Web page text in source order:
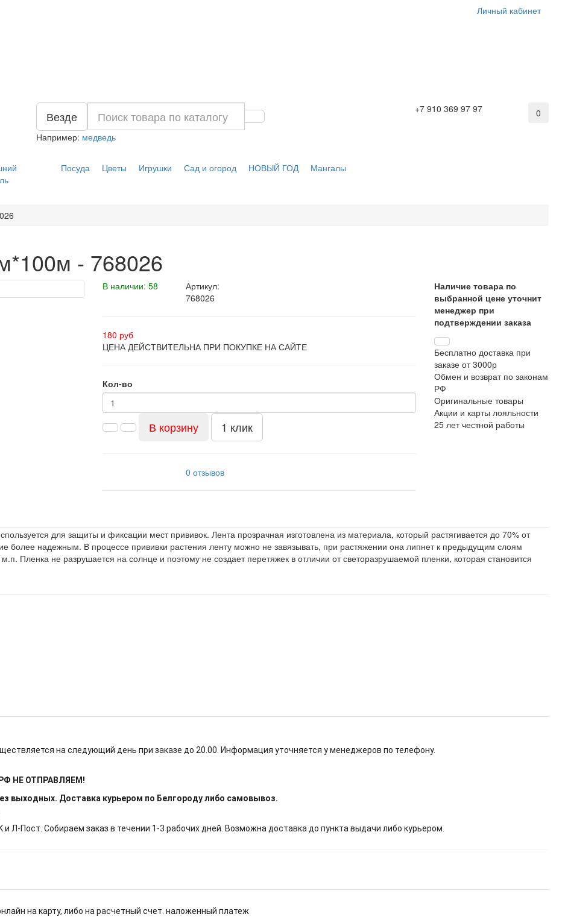
Личный кабинет
+7 910 369 97 97
0
Везде
Например: медведь
Посуда Цветы Игрушки Сад и огород НОВЫЙ ГОД Мангалы
- 768026
В наличии: 58
Артикул:
768026
180 руб
ЦЕНА ДЕЙСТВИТЕЛЬНА ПРИ ПОКУПКЕ НА САЙТЕ
Кол-во
В корзину 1 клик
0 отзывов
Наличие товара по
выбранной цене уточнит
менеджер при
подтверждении заказа
Бесплатно доставка при
заказе от 3000р
Обмен и возврат по законам
РФ
Оригинальные товары
Акции и карты лояльности
25 лет честной работы
для защиты и фиксации мест прививок. Лента прозрачная изготовлена из материала, который растягивается до 70% от
более надежным. В процессе прививки растения ленту можно не завязывать, при растяжении она липнет к предыдущим слоям
Пленка не разрушается на солнце и поэтому не создает перетяжек в отличии от светоразрушаемой пленки, которая становится
на следующий день при заказе до 20.00. Информация уточняется у менеджеров по телефону.
НЕ ОТПРАВЛЯЕМ!
выходных. Доставка курьером по Белгороду либо самовывоз.
Л-Пост. Собираем заказ в течении 1-3 рабочих дней. Возможна доставка до пункта выдачи либо курьером.
на карту, либо на расчетный счет. наложенный платеж